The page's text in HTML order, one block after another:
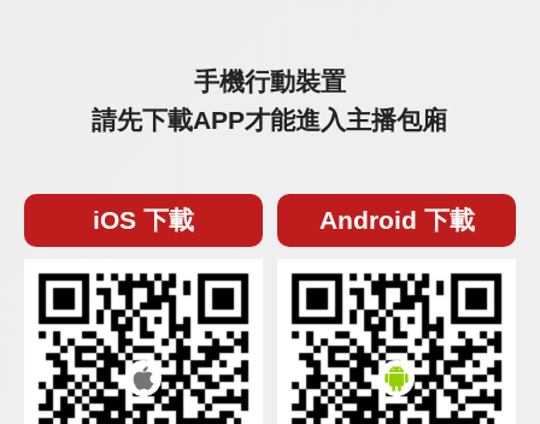
手機行動裝置
請先下載APP才能進入主播包廂
iOS 下載 Android 下載